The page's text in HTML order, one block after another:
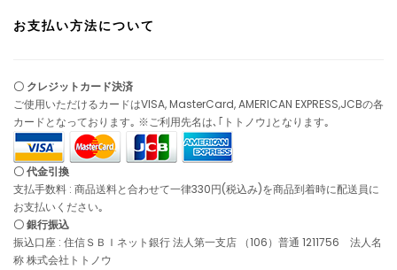
お支払い方法について
〇 クレジットカード決済
ご使用いただけるカードはVISA, MasterCard, AMERICAN EXPRESS,JCBの各
カードとなっております｡ ※ご利用先名は､｢トトノウ｣となります｡
〇 代金引換
支払手数料 : 商品送料と合わせて一律330円(税込み)を商品到着時に配送員に
お支払いください｡
〇 銀行振込
振込口座 : 住信ＳＢＩネット銀行 法人第一支店 （106）普通 1211756 法人名
称 株式会社トトノウ